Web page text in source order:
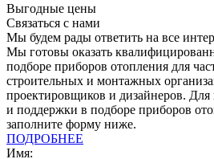
Выгодные цены
Связаться с нами
Мы будем рады ответить на все
Мы готовы оказать
подборе приборов отопления для
строительных и монтажных
проектировщиков и дизайнеров. Для
и поддержки в подборе приборов
заполните форму ниже.
ПОДРОБНЕЕ
Имя: